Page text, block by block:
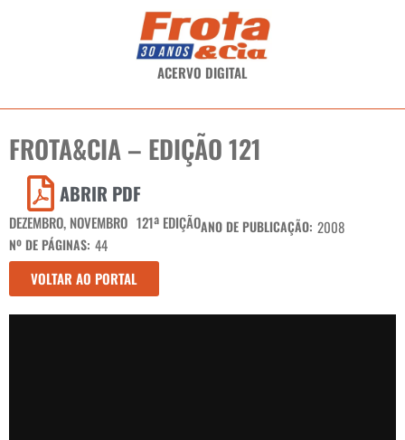
ACERVO DIGITAL
FROTA&CIA – EDIÇÃO 121
ABRIR PDF
DEZEMBRO, NOVEMBRO 121ª EDIÇÃOANO DE PUBLICAÇÃO: 2008
Nº DE PÁGINAS: 44
VOLTAR AO PORTAL